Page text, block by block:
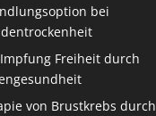
bei
Freiheit durch
von Brustkrebs durch